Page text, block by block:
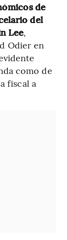
de
del
Lee,
Odier en
como de
fiscal a